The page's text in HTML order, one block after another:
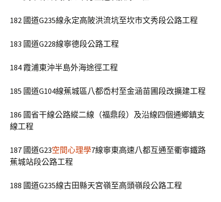
182 國道G235線永定高陂洪流坑至坎市文秀段公路工程
183 國道G228線寧德段公路工程
184 霞浦東沖半島外海途徑工程
185 國道G104線蕉城區八都岙村至金涵苗圃段改擴建工程
186 國省干線公路縱二線（福鼎段）及沿線四個通鄉鎮支
線工程
187 國道G23空間心理學7線寧東高速八都互通至衢寧鐵路
蕉城站段公路工程
188 國道G235線古田縣天宮嶺至高頭嶺段公路工程